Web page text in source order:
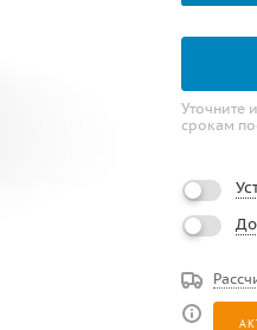
Уточните
срокам